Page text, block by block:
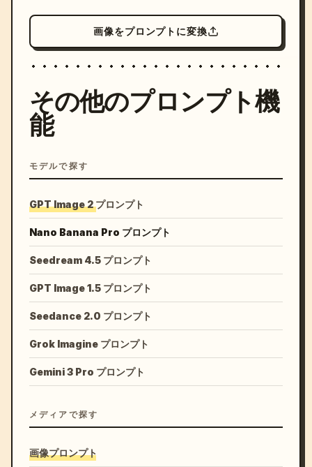
画像をプロンプトに変換
その他のプロンプト機
能
モデルで探す
GPT Image 2 プロンプト
Nano Banana Pro プロンプト
Seedream 4.5 プロンプト
GPT Image 1.5 プロンプト
Seedance 2.0 プロンプト
Grok Imagine プロンプト
Gemini 3 Pro プロンプト
メディアで探す
画像プロンプト